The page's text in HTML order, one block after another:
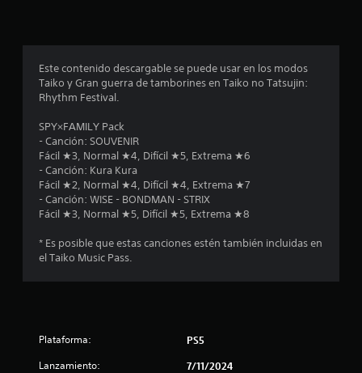
o
n
e
Este contenido descargable se puede usar en los modos
Taiko y Gran guerra de tamborines en Taiko no Tatsujin:
Rhythm Festival.
SPY×FAMILY Pack
- Canción: SOUVENIR
Fácil ★3, Normal ★4, Difícil ★5, Extrema ★6
- Canción: Kura Kura
Fácil ★2, Normal ★4, Difícil ★4, Extrema ★7
- Canción: WISE - BONDMAN - STRIX
Fácil ★3, Normal ★5, Difícil ★5, Extrema ★8
* Es posible que estas canciones estén también incluidas en
el Taiko Music Pass.
Plataforma: PS5
Lanzamiento: 7/11/2024